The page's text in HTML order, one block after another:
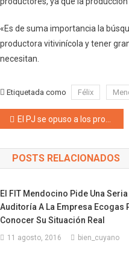
«Es de suma importancia la
productora vitivinícola y tener
necesitan.
Etiquetada como Félix
Navegación de
El PJ se opuso a los proyectos de Avalúo e Impositiva 2023 de Suarez “Ambas leyes tienen escasos beneficios para los mendocinos”, afirmó Marisa Garnica
POSTS RELACIONADOS
El FIT Mendocino Pide Una Seria
Auditoría A La Empresa Ecogas
Conocer Su Situación Real
11 agosto, 2016 bien_cuyano